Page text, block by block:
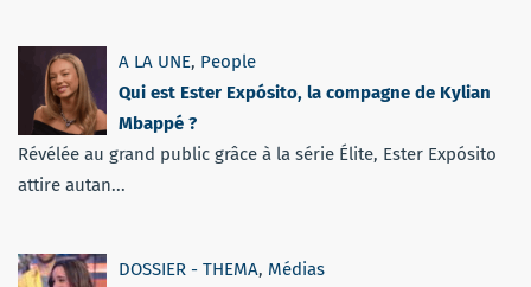
A LA UNE, People
Qui est Ester Expósito, la compagne de Kylian
Mbappé ?
Révélée au grand public grâce à la série Élite, Ester Expósito
attire autan...
DOSSIER - THEMA, Médias